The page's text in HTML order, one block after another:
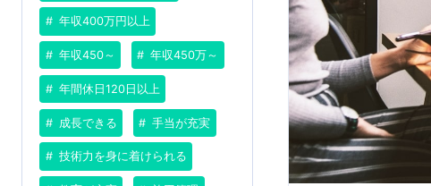
年収400万円以上
年収450～ 年収450万～
年間休日120日以上
成長できる 手当が充実
技術力を身に着けられる